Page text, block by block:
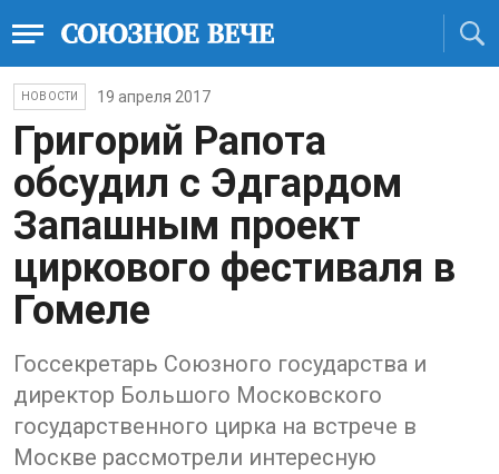
НОВОСТИ 19 апреля 2017
Григорий Рапота
обсудил с Эдгардом
Запашным проект
циркового фестиваля в
Гомеле
Госсекретарь Союзного государства и
директор Большого Московского
государственного цирка на встрече в
Москве рассмотрели интересную